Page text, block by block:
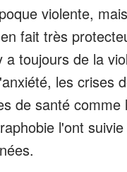
violente,
fait très
a toujours de la
les crises
de santé comme
l'ont